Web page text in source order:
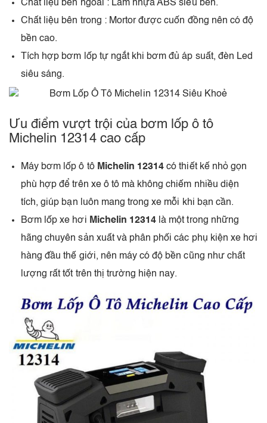
Chất liệu bên ngoài : Làm nhựa ABS siêu bền.
Chất liệu bên trong : Mortor được cuốn đồng nên có độ
bền cao.
Tích hợp bơm lốp tự ngắt khi bơm đủ áp suất, đèn Led
siêu sáng.
Ưu điểm vượt trội của bơm lốp ô tô
Michelin 12314 cao cấp
Máy bơm lốp ô tô Michelin 12314 có thiết kế nhỏ gọn
phù hợp để trên xe ô tô mà không chiếm nhiều diện
tích, giúp bạn luôn mang trong xe mỗi khi bạn cần.
Bơm lốp xe hơi Michelin 12314 là một trong những
hãng chuyên sản xuất và phân phối các phụ kiện xe hơi
hàng đầu thế giới, nên máy có độ bền cũng như chất
lượng rất tốt trên thị trường hiện nay.